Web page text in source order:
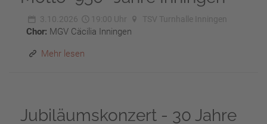
3.10.2026 19:00 Uhr TSV Turnhalle Inningen
Chor: MGV Cäcilia Inningen
Mehr lesen
Jubiläumskonzert - 30 Jahre